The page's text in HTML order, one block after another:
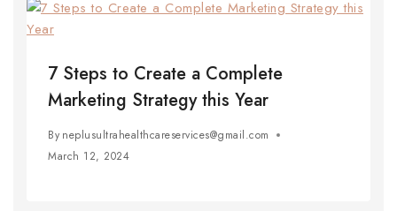
7 Steps to Create a Complete
Marketing Strategy this Year
By neplusultrahealthcareservices@gmail.com
March 12, 2024